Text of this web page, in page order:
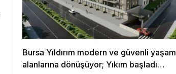
Bursa Yıldırım modern ve güvenli yaşam
alanlarına dönüşüyor; Yıkım başladı…